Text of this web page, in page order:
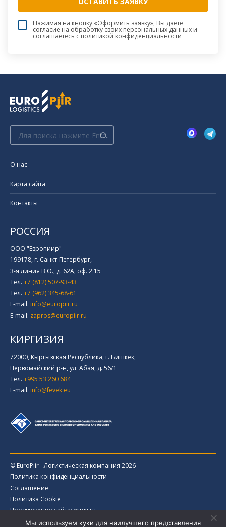
Нажимая на кнопку «Оформить заявку», Вы даете
согласие на обработку своих персональных данных и
соглашаетесь cполитикой конфиденциальности
Поиск:
РОССИЯ
ООО "Европиир"
199178, г. Санкт-Петербург,
3-я линия В.О., д. 62А, оф. 2.15
Тел. +7 (812) 507-93-43
Тел. +7 (962) 345-68-61
E-mail: info@europiir.ru
E-mail: zapros@europiir.ru
КИРГИЗИЯ
72000, Кыргызская Республика, г. Бишкек,
Первомайский р-н, ул. Абая, д. 56/1
Тел. +995 53 260 684
E-mail: info@fevek.eu
О нас
Карта сайта
Контакты
© EuroPiir - Логистическая компания 2026
Политика конфиденциальности
Соглашение
Политика Cookie
Продвижение сайта: wingi.ru
Мы используем куки для наилучшего представления